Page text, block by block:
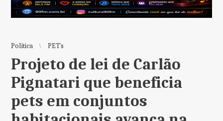
Política PET´s
Projeto de lei de Carlão
Pignatari que beneficia
pets em conjuntos